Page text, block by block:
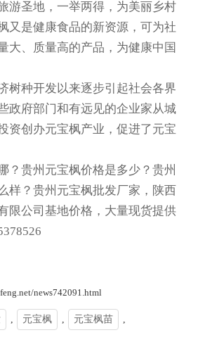
游圣地，一举两得，为美丽乡村
又是健康食品的新资源，可为社
大、质量高的产品，为健康中国
树种开发以来逐步引起社会各界
政府部门和有远见的企业家从城
资创办元宝枫产业，促进了元宝
？贵州元宝枫价格是多少？贵州
样？贵州元宝枫批发厂家，陕西
限公司基地价格，大量现货提供
news742091.html
元宝枫 元宝枫苗